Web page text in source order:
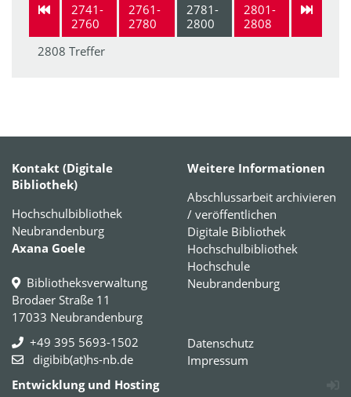
2741-
2760
2761-
2780
2781-
2800
2801-
2808
2808 Treffer
Kontakt (Digitale
Bibliothek)
Hochschulbibliothek
Neubrandenburg
Axana Goele
Bibliotheksverwaltung
Brodaer Straße 11
17033 Neubrandenburg
+49 395 5693-1502
digibib(at)hs-nb.de
Weitere Informationen
Abschlussarbeit archivieren
/ veröffentlichen
Digitale Bibliothek
Hochschulbibliothek
Hochschule
Neubrandenburg
Datenschutz
Impressum
Entwicklung und Hosting